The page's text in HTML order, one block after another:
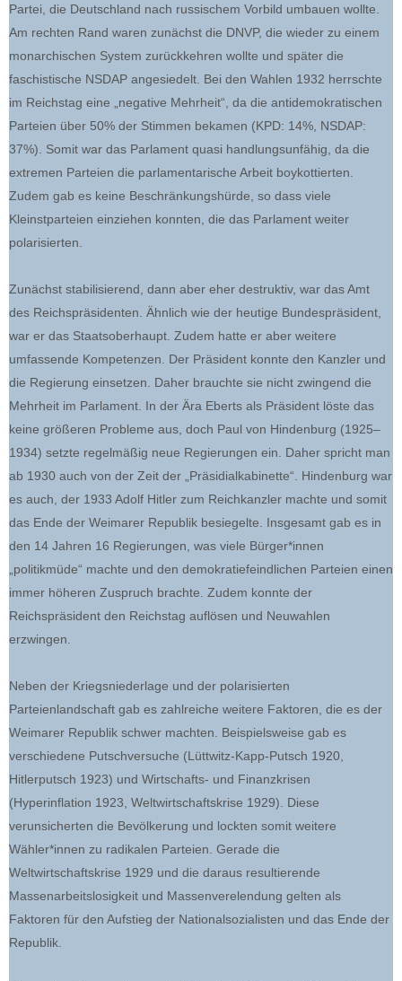
Partei, die Deutschland nach russischem Vorbild umbauen wollte.
Am rechten Rand waren zunächst die DNVP, die wieder zu einem
monarchischen System zurückkehren wollte und später die
faschistische NSDAP angesiedelt. Bei den Wahlen 1932 herrschte
im Reichstag eine „negative Mehrheit“, da die antidemokratischen
Parteien über 50% der Stimmen bekamen (KPD: 14%, NSDAP:
37%). Somit war das Parlament quasi handlungsunfähig, da die
extremen Parteien die parlamentarische Arbeit boykottierten.
Zudem gab es keine Beschränkungshürde, so dass viele
Kleinstparteien einziehen konnten, die das Parlament weiter
polarisierten.
Zunächst stabilisierend, dann aber eher destruktiv, war das Amt
des Reichspräsidenten. Ähnlich wie der heutige Bundespräsident,
war er das Staatsoberhaupt. Zudem hatte er aber weitere
umfassende Kompetenzen. Der Präsident konnte den Kanzler und
die Regierung einsetzen. Daher brauchte sie nicht zwingend die
Mehrheit im Parlament. In der Ära Eberts als Präsident löste das
keine größeren Probleme aus, doch Paul von Hindenburg (1925–
1934) setzte regelmäßig neue Regierungen ein. Daher spricht man
ab 1930 auch von der Zeit der „Präsidialkabinette“. Hindenburg war
es auch, der 1933 Adolf Hitler zum Reichkanzler machte und somit
das Ende der Weimarer Republik besiegelte. Insgesamt gab es in
den 14 Jahren 16 Regierungen, was viele Bürger*innen
„politikmüde“ machte und den demokratiefeindlichen Parteien einen
immer höheren Zuspruch brachte. Zudem konnte der
Reichspräsident den Reichstag auflösen und Neuwahlen
erzwingen.
Neben der Kriegsniederlage und der polarisierten
Parteienlandschaft gab es zahlreiche weitere Faktoren, die es der
Weimarer Republik schwer machten. Beispielsweise gab es
verschiedene Putschversuche (Lüttwitz-Kapp-Putsch 1920,
Hitlerputsch 1923) und Wirtschafts- und Finanzkrisen
(Hyperinflation 1923, Weltwirtschaftskrise 1929). Diese
verunsicherten die Bevölkerung und lockten somit weitere
Wähler*innen zu radikalen Parteien. Gerade die
Weltwirtschaftskrise 1929 und die daraus resultierende
Massenarbeitslosigkeit und Massenverelendung gelten als
Faktoren für den Aufstieg der Nationalsozialisten und das Ende der
Republik.